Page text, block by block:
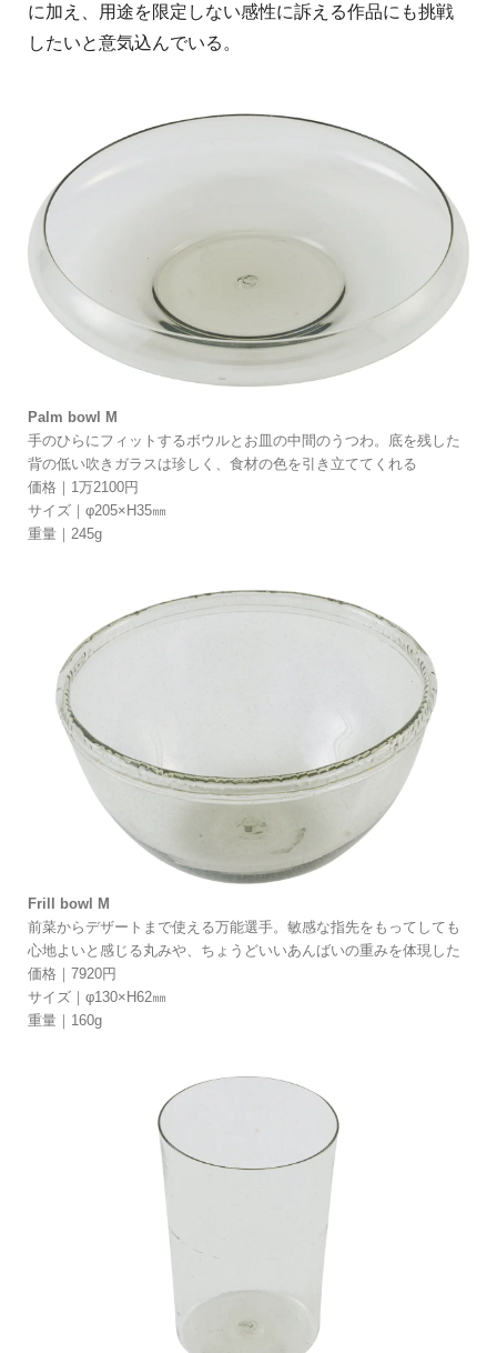
に加え、用途を限定しない感性に訴える作品にも挑戦
したいと意気込んでいる。
Palm bowl M
手のひらにフィットするボウルとお皿の中間のうつわ。底を残した
背の低い吹きガラスは珍しく、食材の色を引き立ててくれる
価格｜1万2100円
サイズ｜φ205×H35㎜
重量｜245g
Frill bowl M
前菜からデザートまで使える万能選手。敏感な指先をもってしても
心地よいと感じる丸みや、ちょうどいいあんばいの重みを体現した
価格｜7920円
サイズ｜φ130×H62㎜
重量｜160g